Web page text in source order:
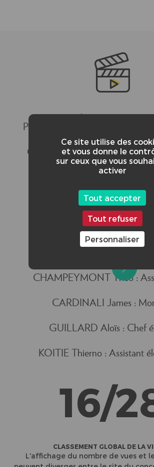
PETROSINOO Pauline :
CHARTIER Manon : Chargé
BRYOUX Enzo : Chef
ROSELLO Aurélien :
CHAMPEYMONT Théo :
CARDINALI James :
GUILLARD Aloïs : Chef
KOITIE Thierno : Assistant
16/
CLASSEMENT GLOBAL DE LA
L'affichage du nombre de vues et
Ce site utilise des
et vous donne le
sur ceux que vous
activer
Tout accepter
Tout refuser
Personnaliser